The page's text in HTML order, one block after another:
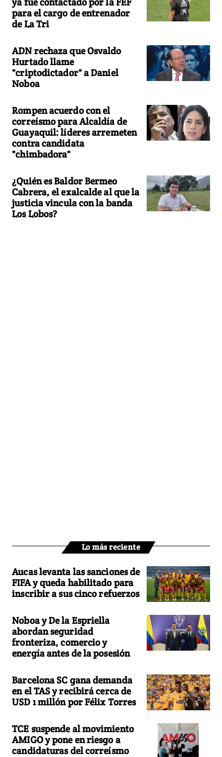
para el cargo de entrenador
de La Tri
ADN rechaza que Osvaldo
Hurtado llame
"criptodictador" a Daniel
Noboa
Rompen acuerdo con el
correísmo para Alcaldía de
Guayaquil: líderes arremeten
contra candidata
"chimbadora"
¿Quién es Baldor Bermeo
Cabrera, el exalcalde al que la
justicia vincula con la banda
Los Lobos?
Lo más reciente
Aucas levanta las sanciones de
FIFA y queda habilitado para
inscribir a sus cinco refuerzos
Noboa y De la Espriella
abordan seguridad
fronteriza, comercio y
energía antes de la posesión
Barcelona SC gana demanda
en el TAS y recibirá cerca de
USD 1 millón por Félix Torres
TCE suspende al movimiento
AMIGO y pone en riesgo a
candidaturas del correísmo